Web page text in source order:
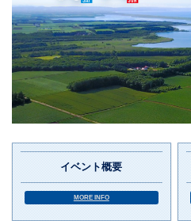
イベント概要
MORE INFO